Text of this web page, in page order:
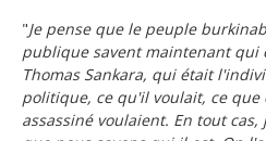
"Je pense que le peuple
publique savent maintenant qui
Thomas Sankara, qui était
politique, ce qu'il voulait, ce que
assassiné voulaient. En tout